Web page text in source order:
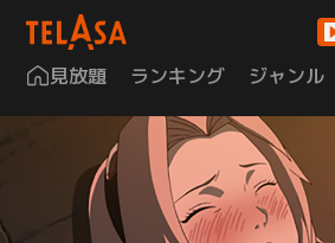
見放題 ランキング ジャンル